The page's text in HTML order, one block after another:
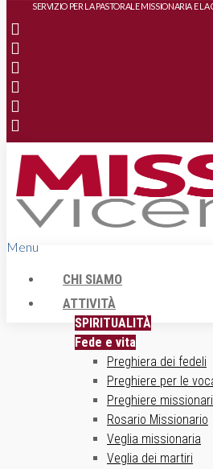
SERVIZIO PER LA PASTORALE MISSIONARIA E
Menu
CHI SIAMO
ATTIVITÀ
SPIRITUALITÀ
Fede e vita
Preghiera dei fedeli
Preghiere per le
Preghiere
Rosario Missionario
Veglia missionaria
Veglia dei martiri